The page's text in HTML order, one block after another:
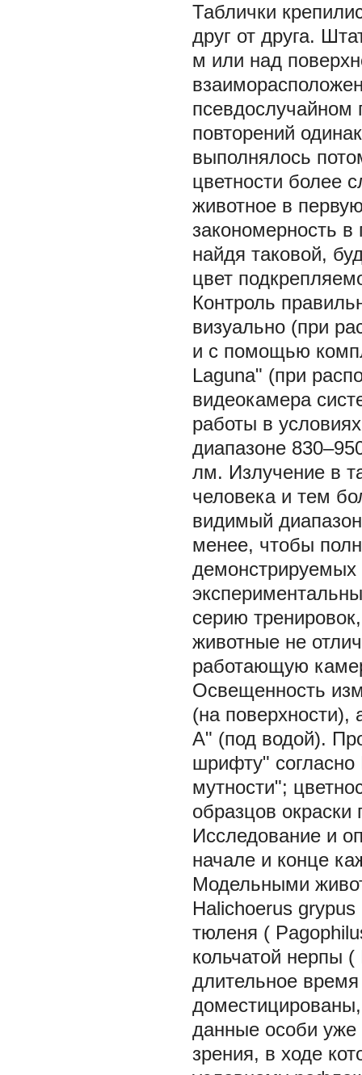
Таблички
друг от друга.
м или над
псевдослучайном
повторений
выполнялось
цветности более
животное в
закономерность
найдя таковой,
цвет
Контроль
визуально (при
и с помощью
Laguna" (при
видеокамера
работы в
диапазоне
лм. Излучение в
человека и тем
видимый
менее, чтобы
демонстрируемых
серию
животные не
работающую
Освещенность
(на
А" (под водой).
шрифту"
мутности";
образцов
Исследование и
начале и конце
Модельными
Halichoerus grypus
тюленя (
кольчатой нерпы (
длительное
данные особи уже
зрения, в ходе